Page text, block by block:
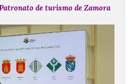
de turismo de Zamora